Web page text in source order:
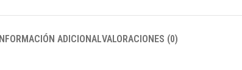
INFORMACIÓN ADICIONALVALORACIONES (0)